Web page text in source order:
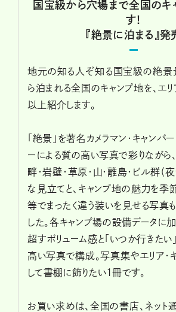
国宝級から穴場まで全国のキ
す！
『絶景に泊まる』発
地元の知る人ぞ知る国宝級の絶景
ら泊まれる全国のキャンプ地を、エ
以上紹介します。
「絶景」を著名カメラマン・キャンパ
ーによる質の高い写真で彩りながら
畔・岩壁・草原・山・離島・ビル群（
な見立てと、キャンプ地の魅力を季
等でまったく違う装いを見せる写真
した。各キャンプ場の設備データに
超すボリューム感と「いつか行きたい
高い写真で構成。写真集やエリア・
して書棚に飾りたい1冊です。
お買い求めは、全国の書店、ネット